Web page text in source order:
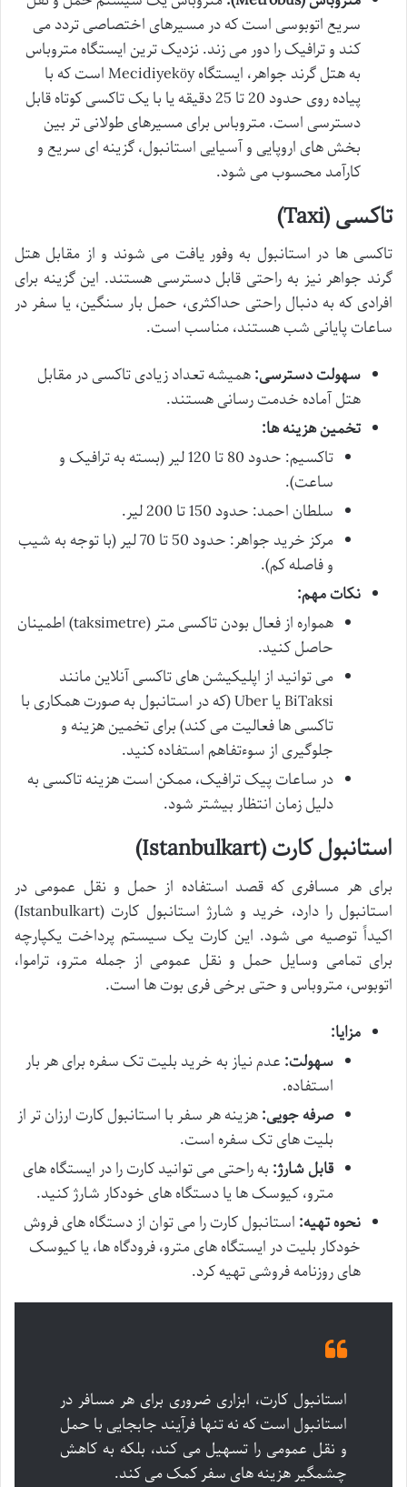
سریع اتوبوسی است که در مسیرهای اختصاصی تردد می
کند و ترافیک را دور می زند. نزدیک ترین ایستگاه متروباس
به هتل گرند جواهر، ایستگاه Mecidiyeköy است که با
پیاده روی حدود 20 تا 25 دقیقه یا با یک تاکسی کوتاه قابل
دسترسی است. متروباس برای مسیرهای طولانی تر بین
بخش های اروپایی و آسیایی استانبول، گزینه ای سریع و
کارآمد محسوب می شود.
تاکسی (Taxi)
تاکسی ها در استانبول به وفور یافت می شوند و از مقابل هتل
گرند جواهر نیز به راحتی قابل دسترسی هستند. این گزینه برای
افرادی که به دنبال راحتی حداکثری، حمل بار سنگین، یا سفر در
ساعات پایانی شب هستند، مناسب است.
سهولت دسترسی:همیشه تعداد زیادی تاکسی در مقابل
هتل آماده خدمت رسانی هستند.
تخمین هزینه ها:
تاکسیم: حدود 80 تا 120 لیر (بسته به ترافیک و
ساعت).
سلطان احمد: حدود 150 تا 200 لیر.
مرکز خرید جواهر: حدود 50 تا 70 لیر (با توجه به شیب
و فاصله کم).
نکات مهم:
همواره از فعال بودن تاکسی متر (taksimetre) اطمینان
حاصل کنید.
می توانید از اپلیکیشن های تاکسی آنلاین مانند
BiTaksi یا Uber (که در استانبول به صورت همکاری با
تاکسی ها فعالیت می کند) برای تخمین هزینه و
جلوگیری از سوءتفاهم استفاده کنید.
در ساعات پیک ترافیک، ممکن است هزینه تاکسی به
دلیل زمان انتظار بیشتر شود.
استانبول کارت (Istanbulkart)
برای هر مسافری که قصد استفاده از حمل و نقل عمومی در
استانبول را دارد، خرید و شارژ استانبول کارت (Istanbulkart)
اکیداً توصیه می شود. این کارت یک سیستم پرداخت یکپارچه
برای تمامی وسایل حمل و نقل عمومی از جمله مترو، تراموا،
اتوبوس، متروباس و حتی برخی فری بوت ها است.
مزایا:
سهولت: عدم نیاز به خرید بلیت تک سفره برای هر بار
استفاده.
صرفه جویی:هزینه هر سفر با استانبول کارت ارزان تر از
بلیت های تک سفره است.
قابل شارژ: به راحتی می توانید کارت را در ایستگاه های
مترو، کیوسک ها یا دستگاه های خودکار شارژ کنید.
نحوه تهیه: استانبول کارت را می توان از دستگاه های فروش
خودکار بلیت در ایستگاه های مترو، فرودگاه ها، یا کیوسک
های روزنامه فروشی تهیه کرد.
استانبول کارت، ابزاری ضروری برای هر مسافر در
استانبول است که نه تنها فرآیند جابجایی با حمل
و نقل عمومی را تسهیل می کند، بلکه به کاهش
چشمگیر هزینه های سفر کمک می کند.